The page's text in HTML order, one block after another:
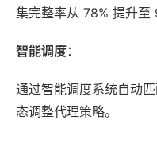
集完整率从 78% 提升至
智能调度：
通过智能调度系统自动
态调整代理策略。